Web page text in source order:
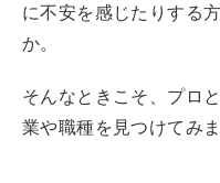
に不安を感じたりする
か。
そんなときこそ、プロ
業や職種を見つけてみ